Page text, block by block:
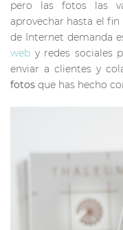
pero las fotos las
aprovechar hasta el
de Internet demanda
web y redes sociales
enviar a clientes y
fotos que has hecho